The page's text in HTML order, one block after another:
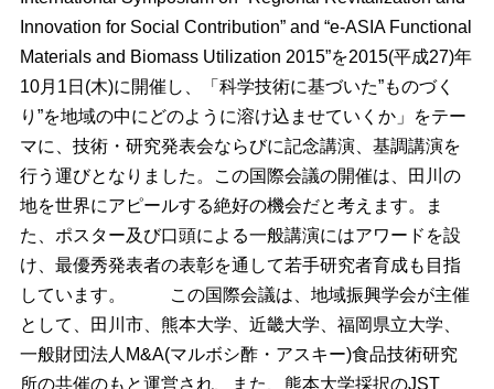
Innovation for Social Contribution” and “e-ASIA Functional
Materials and Biomass Utilization 2015”を2015(平成27)年
10月1日(木)に開催し、「科学技術に基づいた”ものづく
り”を地域の中にどのように溶け込ませていくか」をテー
マに、技術・研究発表会ならびに記念講演、基調講演を
行う運びとなりました。この国際会議の開催は、田川の
地を世界にアピールする絶好の機会だと考えます。ま
た、ポスター及び口頭による一般講演にはアワードを設
け、最優秀発表者の表彰を通して若手研究者育成も目指
しています。
この国際会議は、地域振興学会が主催
として、田川市、熊本大学、近畿大学、福岡県立大学、
一般財団法人M&A(マルボシ酢・アスキー)食品技術研究
所の共催のもと運営され、また、熊本大学採択のJST